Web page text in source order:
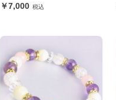
7,000